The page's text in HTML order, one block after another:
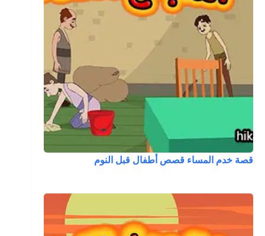
قصة خدم المساء قصص أطفال قبل النوم